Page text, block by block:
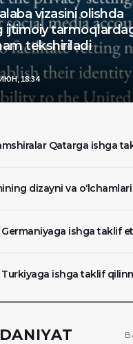
vizasini olishda
ijtimoiy
tekshiriladi
18:34
Qatarga ishga
dizayni va
Germaniyaga ishga taklif
Turkiyaga ishga taklif